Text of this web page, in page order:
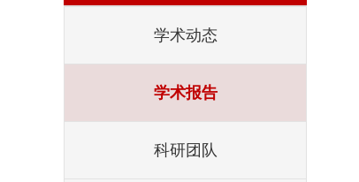
学术动态
学术报告
科研团队